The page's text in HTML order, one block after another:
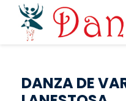
Pasar al contenido
DANZA DE